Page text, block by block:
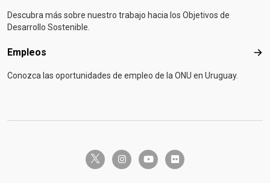
Descubra más sobre nuestro trabajo hacia los Objetivos de
Desarrollo Sostenible.
Empleos
Conozca las oportunidades de empleo de la ONU en Uruguay.
twitter-x instagramyoutube flickr